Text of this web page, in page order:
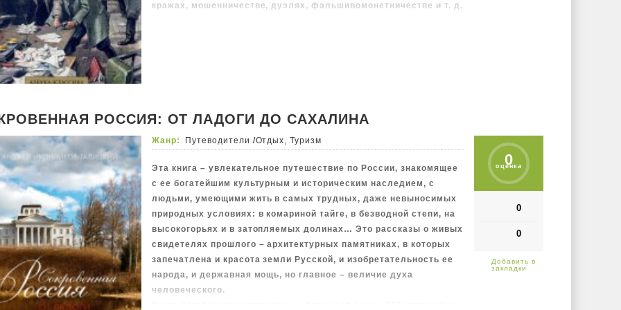
кражах, мошенничестве, дуэлях, фальшивомонетничестве и т. д.
адресовано широкому кругу читателей.
РОССИЯ: ОТ ЛАДОГИ ДО САХАЛИНА
0
оценка
0
0
Жанр: Путеводители /Отдых, Туризм
Эта книга – увлекательное путешествие по России, знакомящее
с ее богатейшим культурным и историческим наследием, с
людьми, умеющими жить в самых трудных, даже невыносимых
природных условиях: в комариной тайге, в безводной степи, на
высокогорьях и в затопляемых долинах… Это рассказы о живых
свидетелях прошлого – архитектурных памятниках, в которых
запечатлена и красота земли Русской, и изобретательность ее
народа, и державная мощь, но главное – величие духа
человеческого.